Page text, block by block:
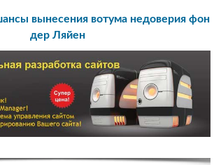
вынесения вотума недоверия фон
дер Ляйен